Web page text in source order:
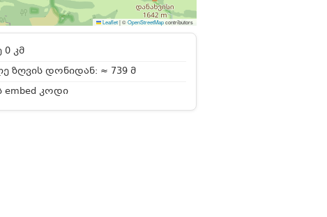
Leaflet|©OpenStreetMapcontributors
0 კმ
ზღვის დონიდან: ≈ 739 მ
embed კოდი